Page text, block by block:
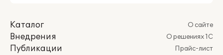
Каталог
Внедрения
Публикации
О сайте
О решениях 1С
Прайс-лист